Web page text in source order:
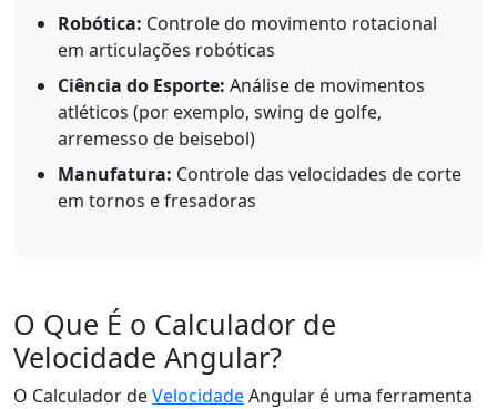
Robótica: Controle do movimento rotacional
em articulações robóticas
Ciência do Esporte: Análise de movimentos
atléticos (por exemplo, swing de golfe,
arremesso de beisebol)
Manufatura: Controle das velocidades de corte
em tornos e fresadoras
O Que É o Calculador de
Velocidade Angular?
O Calculador deVelocidadeAngular é uma ferramenta